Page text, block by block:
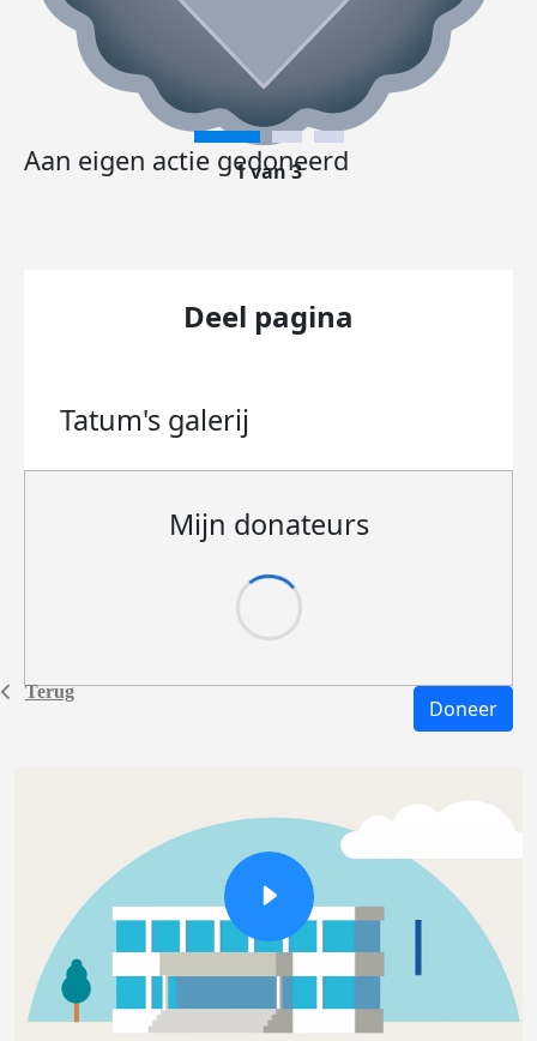
Terug
Aan eigen actie gedoneerd
1 van 3
Deel pagina
Tatum's galerij
Mijn donateurs
Doneer